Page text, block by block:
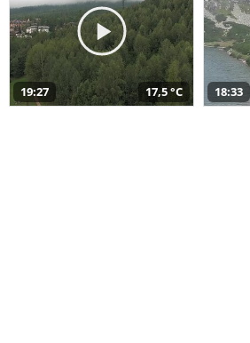
19:27 17,5 °C 18:33